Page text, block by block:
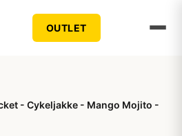
OUTLET
- Cykeljakke - Mango Mojito -